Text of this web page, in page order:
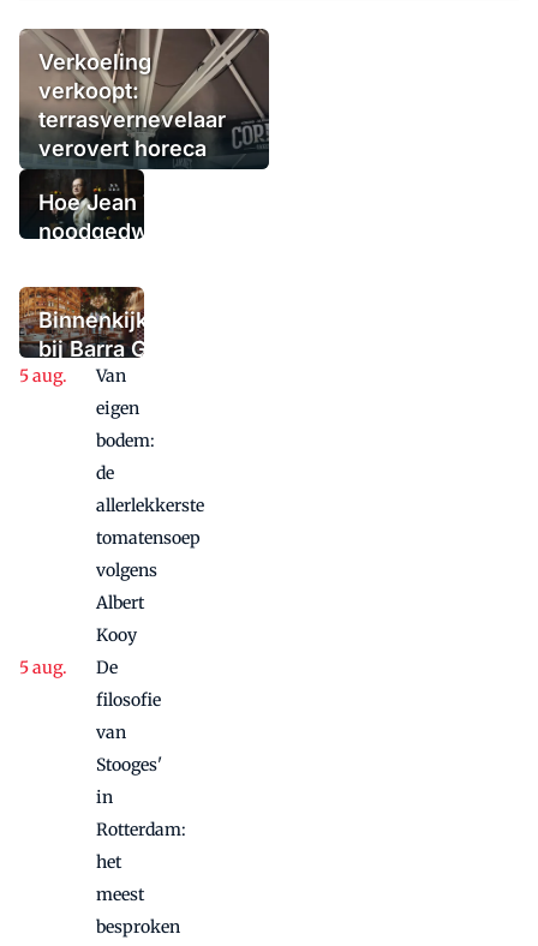
Verkoeling
verkoopt:
terrasvernevelaar
verovert horeca
Hoe Jean Thoma
noodgedwongen
deuren sloot,
maar niet in
paniek raakte
Binnenkijken
bij Barra Gio
Dio: twee
panden, één
concept,
twee sferen
Van
eigen
bodem:
de
allerlekkerste
tomatensoep
volgens
Albert
Kooy
De
filosofie
van
Stooges'
in
Rotterdam:
het
meest
besproken